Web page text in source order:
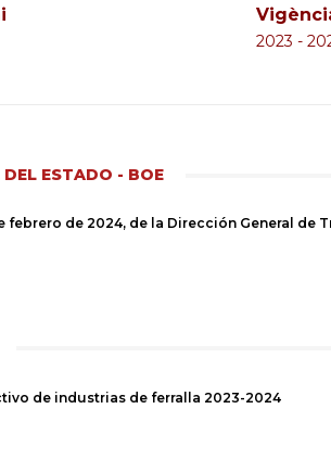
2023 -
ESTADO - BOE
febrero de 2024, de la Dirección General
de industrias de ferralla 2023-2024